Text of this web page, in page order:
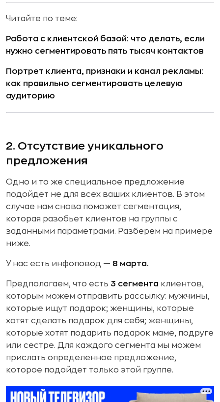
Читайте по теме:
Работа с клиентской базой: что делать, если
нужно сегментировать пять тысяч контактов
Портрет клиента, признаки и канал рекламы:
как правильно сегментировать целевую
аудиторию
2. Отсутствие уникального
предложения
Одно и то же специальное предложение
подойдет не для всех ваших клиентов. В этом
случае нам снова поможет сегментация,
которая разобьет клиентов на группы с
заданными параметрами. Разберем на примере
ниже.
У нас есть инфоповод — 8 марта.
Предполагаем, что есть 3 сегмента клиентов,
которым можем отправить рассылку: мужчины,
которые ищут подарок; женщины, которые
хотят сделать подарок для себя; женщины,
которые хотят подарить подарок маме, подруге
или сестре. Для каждого сегмента мы можем
прислать определенное предложение,
которое подойдет только этой группе.